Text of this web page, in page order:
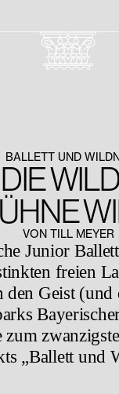
BALLETT UND
VON TILL MEYER
Junior
freien
den Geist (und
zum
„Ballett und